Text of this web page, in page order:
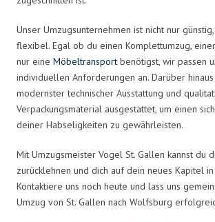
Unser Umzugsunternehmen ist nicht nur
flexibel. Egal ob du einen Komplettumzug,
nur eine Möbeltransport benötigst, wir passen
individuellen Anforderungen an. Darüber
modernster technischer Ausstattung und
Verpackungsmaterial ausgestattet, um einen
deiner Habseligkeiten zu gewährleisten.
Mit Umzugsmeister Vogel St. Gallen kannst du
zurücklehnen und dich auf dein neues Kapitel
Kontaktiere uns noch heute und lass uns
Umzug von St. Gallen nach Wolfsburg